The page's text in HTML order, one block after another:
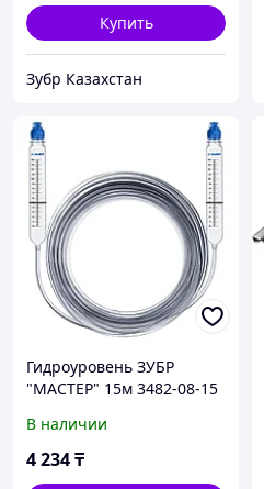
Купить
Зубр Казахстан
Гидроуровень ЗУБР
"МАСТЕР" 15м 3482-08-15
В наличии
4 234₸